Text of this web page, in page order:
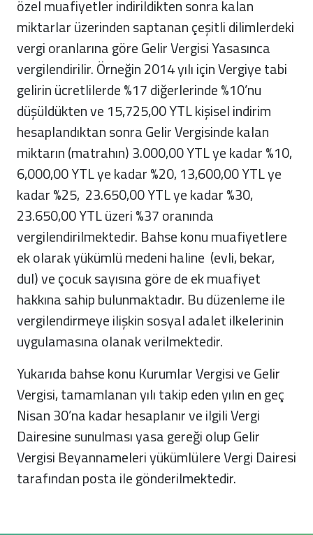
özel muafiyetler indirildikten sonra kalan
miktarlar üzerinden saptanan çeşitli dilimlerdeki
vergi oranlarına göre Gelir Vergisi Yasasınca
vergilendirilir. Örneğin 2014 yılı için Vergiye tabi
gelirin ücretlilerde %17 diğerlerinde %10’nu
düşüldükten ve 15,725,00 YTL kişisel indirim
hesaplandıktan sonra Gelir Vergisinde kalan
miktarın (matrahın) 3.000,00 YTL ye kadar %10,
6,000,00 YTL ye kadar %20, 13,600,00 YTL ye
kadar %25, 23.650,00 YTL ye kadar %30,
23.650,00 YTL üzeri %37 oranında
vergilendirilmektedir. Bahse konu muafiyetlere
ek olarak yükümlü medeni haline (evli, bekar,
dul) ve çocuk sayısına göre de ek muafiyet
hakkına sahip bulunmaktadır. Bu düzenleme ile
vergilendirmeye ilişkin sosyal adalet ilkelerinin
uygulamasına olanak verilmektedir.
Yukarıda bahse konu Kurumlar Vergisi ve Gelir
Vergisi, tamamlanan yılı takip eden yılın en geç
Nisan 30’na kadar hesaplanır ve ilgili Vergi
Dairesine sunulması yasa gereği olup Gelir
Vergisi Beyannameleri yükümlülere Vergi Dairesi
tarafından posta ile gönderilmektedir.